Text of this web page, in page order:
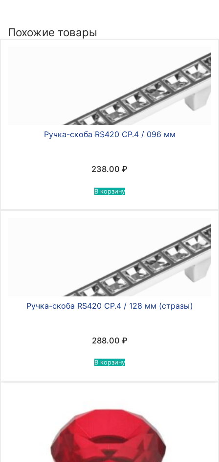
цвет
Похожие товары
Ручка-скоба RS420 CР.4 / 096 мм
238.00 ₽
В корзину
Ручка-скоба RS420 CР.4 / 128 мм (стразы)
288.00 ₽
В корзину